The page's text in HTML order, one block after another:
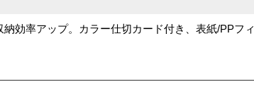
効率アップ。カラー仕切カード付き、表紙/PPフィ